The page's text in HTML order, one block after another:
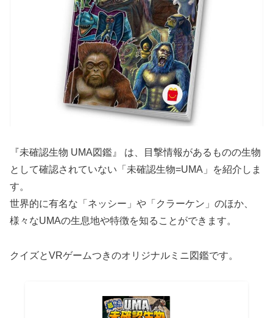
『未確認生物 UMA図鑑』 は、目撃情報があるものの生物
として確認されていない「未確認生物=UMA」を紹介しま
す。
世界的に有名な「ネッシー」や「クラーケン」のほか、
様々なUMAの生息地や特徴を知ることができます。
クイズとVRゲームつきのオリジナルミニ図鑑です。